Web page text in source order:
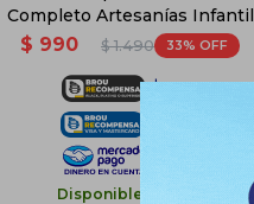
Completo Artesanías Infantil
$ 990 $ 1.490 33
$ 743
842
891
Disponible PickUp